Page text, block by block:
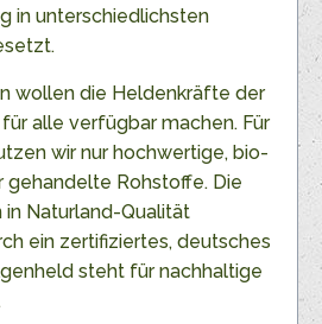
in unterschiedlichsten
wollen die Heldenkräfte der
für alle verfügbar machen. Für
wir nur hochwertige, bio-
gehandelte Rohstoffe. Die
in Naturland-Qualität
ein zertifiziertes, deutsches
steht für nachhaltige